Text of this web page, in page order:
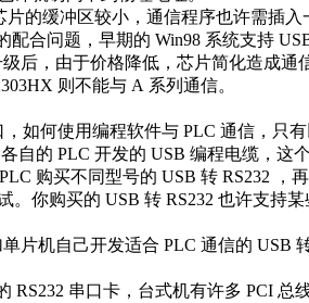
片的缓冲区较小，通信程序也许需插
配合问题，早期的 Win98 系统支持
后，由于价格降低，芯片简化造成
则不能与 A 系列通信。
，如何使用编程软件与 PLC 通信，只
自的 PLC 开发的 USB 编程电缆，这
购买不同型号的 USB 转 RS232
。你购买的 USB 转 RS232 也许支持
片机自己开发适合 PLC 通信的 USB
RS232 串口卡，台式机有许多 PCI